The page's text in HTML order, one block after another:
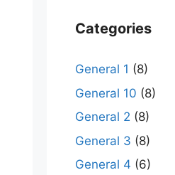
Categories
General 1 (8)
General 10 (8)
General 2 (8)
General 3 (8)
General 4 (6)